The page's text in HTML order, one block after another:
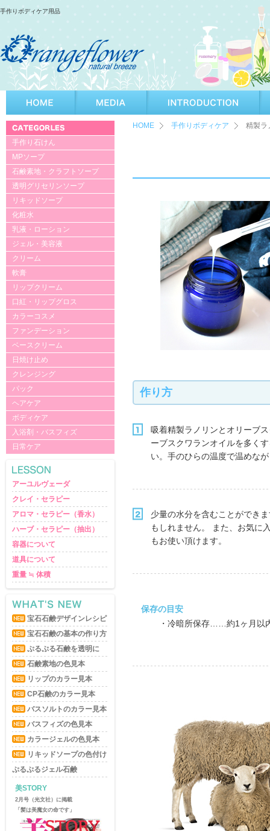
手作りボディケア用品
手作り石けん
MPソープ
石鹸素地・クラフトソープ
透明グリセリンソープ
リキッドソープ
化粧水
乳液・ローション
ジェル・美容液
クリーム
軟膏
リップクリーム
口紅・リップグロス
カラーコスメ
ファンデーション
ベースクリーム
日焼け止め
クレンジング
パック
ヘアケア
ボディケア
入浴剤・バスフィズ
日常ケア
アーユルヴェーダ
クレイ・セラピー
アロマ・セラピー（香水）
ハーブ・セラピー（抽出）
容器について
道具について
重量 ≒ 体積
宝石石鹸デザインレシピ
宝石石鹸の基本の作り方
ぷるぷる石鹸を透明に
石鹸素地の色見本
リップのカラー見本
CP石鹸のカラー見本
バスソルトのカラー見本
バスフィズの色見本
カラージェルの色見本
リキッドソープの色付け
ぷるぷるジェル石鹸
美STORY
2月号（光文社）に掲載
「髪は美魔女の命です」
HOME 手作りボディケア 精製ラ
作り方
吸着精製ラノリンとオリーブ
ーブスクワランオイルを多く
い。手のひらの温度で温めな
少量の水分を含むことができ
もしれません。 また、お気に
もお使い頂けます。
保存の目安
・冷暗所保存……約1ヶ月以